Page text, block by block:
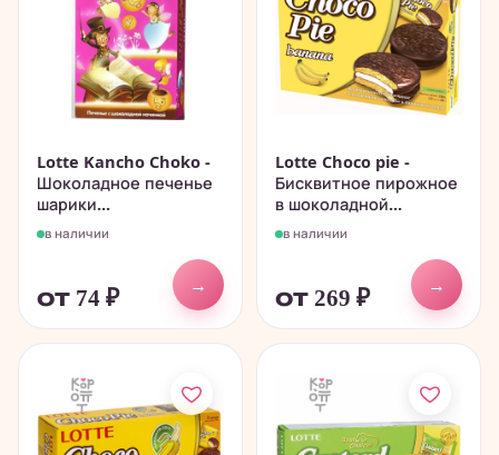
Lotte Kancho Choko -
Шоколадное печенье
шарики...
в наличии
от 74 ₽
→
Lotte Choco pie -
Бисквитное пирожное
в шоколадной...
в наличии
от 269 ₽
→